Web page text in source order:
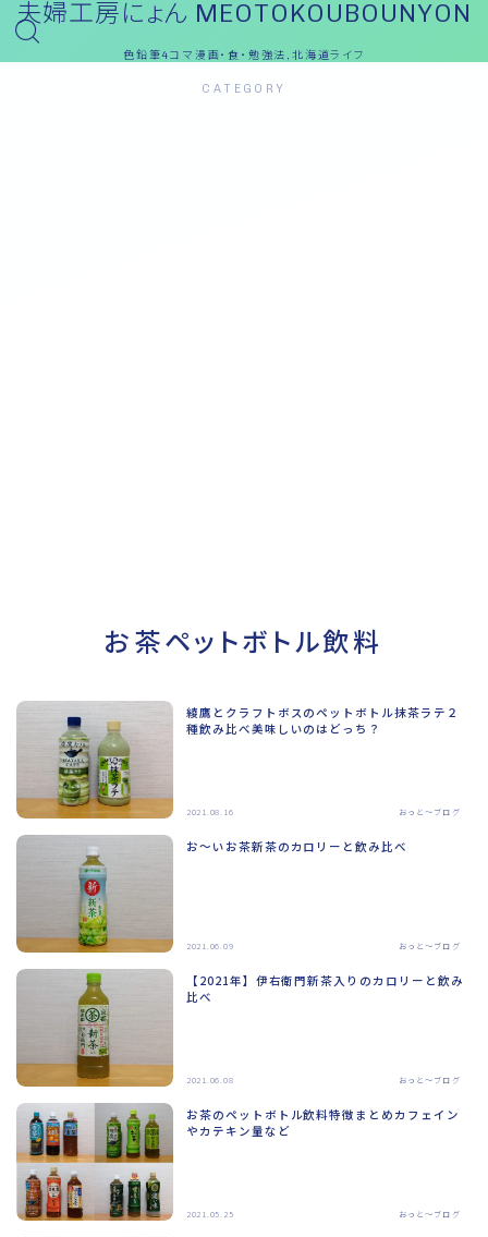
夫婦工房にょん MEOTOKOUBOUNYON
色鉛筆4コマ漫画・食・勉強法,北海道ライフ
CATEGORY
お茶ペットボトル飲料
綾鷹とクラフトボスのペットボトル抹茶ラテ２
種飲み比べ美味しいのはどっち？
2021.08.16 おっと～ブログ
お～いお茶新茶のカロリーと飲み比べ
2021.06.09 おっと～ブログ
【2021年】伊右衛門新茶入りのカロリーと飲み
比べ
2021.06.08 おっと～ブログ
お茶のペットボトル飲料特徴まとめカフェイン
やカテキン量など
2021.05.25 おっと～ブログ